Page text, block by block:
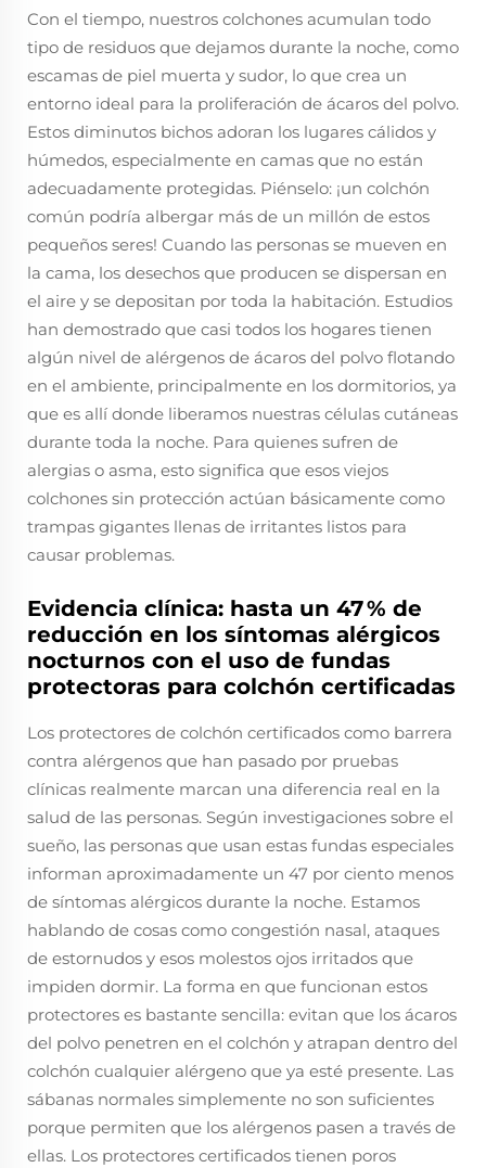
Con el tiempo, nuestros colchones acumulan todo
tipo de residuos que dejamos durante la noche, como
escamas de piel muerta y sudor, lo que crea un
entorno ideal para la proliferación de ácaros del polvo.
Estos diminutos bichos adoran los lugares cálidos y
húmedos, especialmente en camas que no están
adecuadamente protegidas. Piénselo: ¡un colchón
común podría albergar más de un millón de estos
pequeños seres! Cuando las personas se mueven en
la cama, los desechos que producen se dispersan en
el aire y se depositan por toda la habitación. Estudios
han demostrado que casi todos los hogares tienen
algún nivel de alérgenos de ácaros del polvo flotando
en el ambiente, principalmente en los dormitorios, ya
que es allí donde liberamos nuestras células cutáneas
durante toda la noche. Para quienes sufren de
alergias o asma, esto significa que esos viejos
colchones sin protección actúan básicamente como
trampas gigantes llenas de irritantes listos para
causar problemas.
Evidencia clínica: hasta un 47 % de
reducción en los síntomas alérgicos
nocturnos con el uso de fundas
protectoras para colchón certificadas
Los protectores de colchón certificados como barrera
contra alérgenos que han pasado por pruebas
clínicas realmente marcan una diferencia real en la
salud de las personas. Según investigaciones sobre el
sueño, las personas que usan estas fundas especiales
informan aproximadamente un 47 por ciento menos
de síntomas alérgicos durante la noche. Estamos
hablando de cosas como congestión nasal, ataques
de estornudos y esos molestos ojos irritados que
impiden dormir. La forma en que funcionan estos
protectores es bastante sencilla: evitan que los ácaros
del polvo penetren en el colchón y atrapan dentro del
colchón cualquier alérgeno que ya esté presente. Las
sábanas normales simplemente no son suficientes
porque permiten que los alérgenos pasen a través de
ellas. Los protectores certificados tienen poros